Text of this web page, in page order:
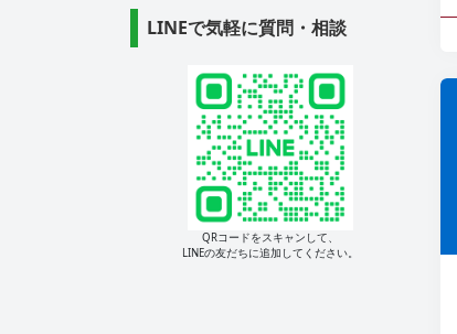
LINEで気軽に質問・相談
QRコードをスキャンして、
LINEの友だちに追加してください。